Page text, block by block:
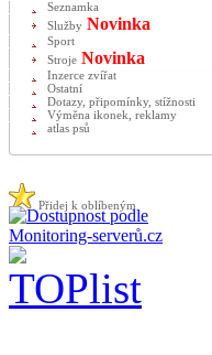
Seznamka
Služby Novinka
Sport
Stroje Novinka
Inzerce zvířat
Ostatní
Dotazy, připomínky, stížnosti
Výměna ikonek, reklamy
atlas psů
Přidej k oblíbeným